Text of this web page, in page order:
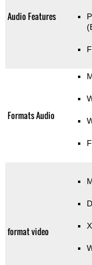
Audio Features
Formats Audio
format video